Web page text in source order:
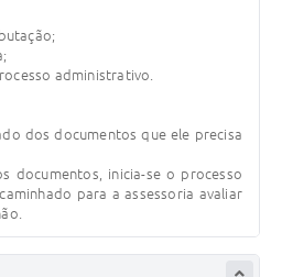
administrativo.
dos documentos que ele precisa
documentos, inicia-se o processo
para a assessoria avaliar